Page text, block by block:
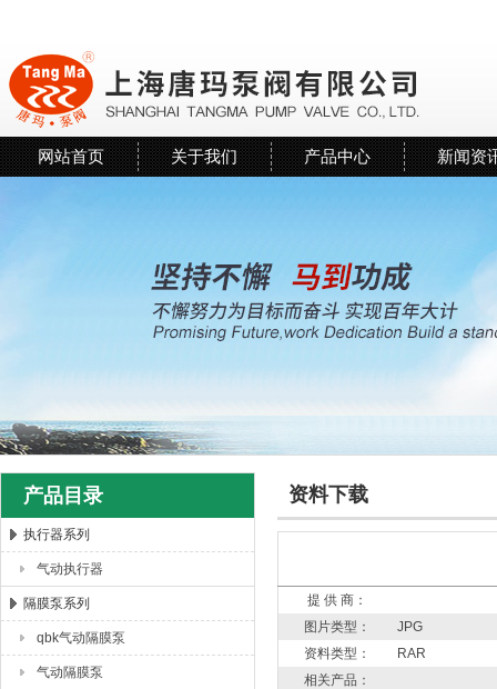
上海唐玛泵阀有限公司
网站首页 关于我们 产品中心 新闻资
产品目录
执行器系列
气动执行器
隔膜泵系列
qbk气动隔膜泵
气动隔膜泵
资料下载
提 供 商：
图片类型：
JPG
资料类型：
RAR
相关产品：